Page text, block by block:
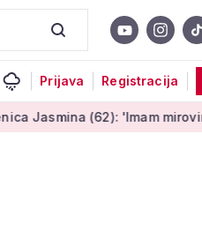
Prijava Registracija
'Imam mirovinu od 290